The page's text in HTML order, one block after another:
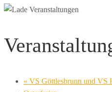
« VS Göttlesbrunn und VS